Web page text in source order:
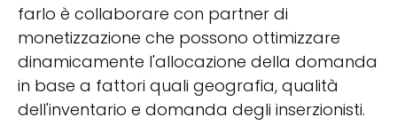
farlo è collaborare con partner di
monetizzazione che possono ottimizzare
dinamicamente l'allocazione della domanda
in base a fattori quali geografia, qualità
dell'inventario e domanda degli inserzionisti.